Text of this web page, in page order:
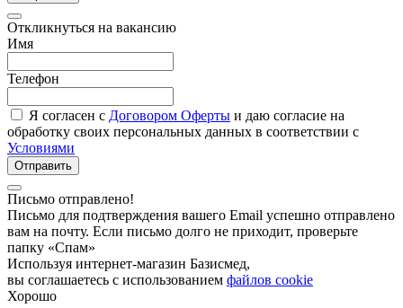
Откликнуться на вакансию
Имя
Телефон
Я согласен с Договором Оферты и даю согласие на
обработку своих персональных данных в соответствии с
Условиями
Отправить
Письмо отправлено!
Письмо для подтверждения вашего Email успешно отправлено
вам на почту. Если письмо долго не приходит, проверьте
папку «Спам»
Используя интернет-магазин Базисмед,
вы соглашаетесь с использованием файлов cookie
Хорошо